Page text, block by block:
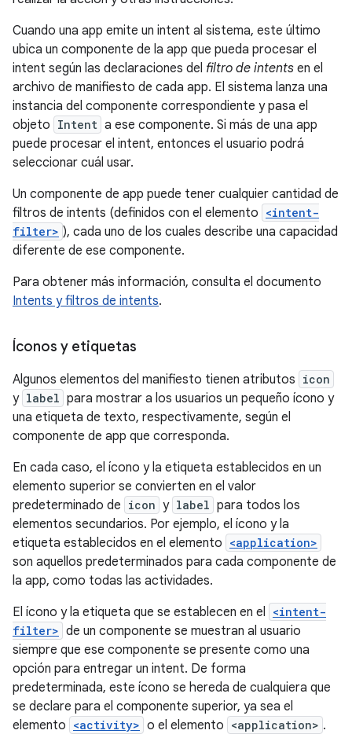
Cuando una app emite un intent al sistema, este último
ubica un componente de la app que pueda procesar el
intent según las declaraciones del filtro de intents en el
archivo de manifiesto de cada app. El sistema lanza una
instancia del componente correspondiente y pasa el
objeto Intent a ese componente. Si más de una app
puede procesar el intent, entonces el usuario podrá
seleccionar cuál usar.
Un componente de app puede tener cualquier cantidad de
filtros de intents (definidos con el elemento <intent-
filter> ), cada uno de los cuales describe una capacidad
diferente de ese componente.
Para obtener más información, consulta el documento
Intents y filtros de intents.
Íconos y etiquetas
Algunos elementos del manifiesto tienen atributos icon
y label para mostrar a los usuarios un pequeño ícono y
una etiqueta de texto, respectivamente, según el
componente de app que corresponda.
En cada caso, el ícono y la etiqueta establecidos en un
elemento superior se convierten en el valor
predeterminado de icon y label para todos los
elementos secundarios. Por ejemplo, el ícono y la
etiqueta establecidos en el elemento <application>
son aquellos predeterminados para cada componente de
la app, como todas las actividades.
El ícono y la etiqueta que se establecen en el <intent-
filter> de un componente se muestran al usuario
siempre que ese componente se presente como una
opción para entregar un intent. De forma
predeterminada, este ícono se hereda de cualquiera que
se declare para el componente superior, ya sea el
elemento <activity> o el elemento <application> .